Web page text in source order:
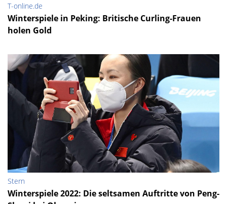
T-online.de
Winterspiele in Peking: Britische Curling-Frauen
holen Gold
Stern
Winterspiele 2022: Die seltsamen Auftritte von Peng-